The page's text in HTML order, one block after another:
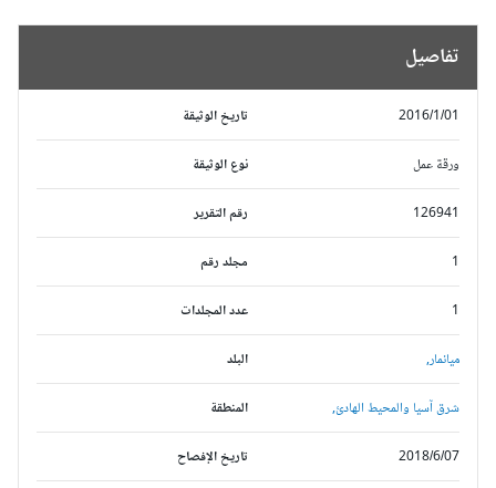
تفاصيل
تاريخ الوثيقة 2016/1/01
نوع الوثيقة ورقة عمل
رقم التقرير 126941
مجلد رقم
عدد المجلدات
البلد ميانمار,
المنطقة شرق آسيا والمحيط الهادئ,
تاريخ الإفصاح 2018/6/07